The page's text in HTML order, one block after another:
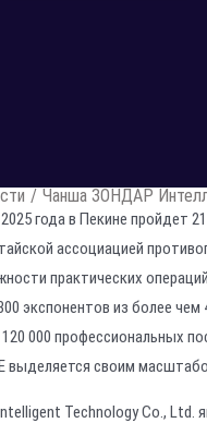
/ Чанша ЗОНДАР
года в Пекине пройдет
ассоциацией
практических
экспонентов из более
120 000 профессиональных
выделяется своим
Technology Co.,